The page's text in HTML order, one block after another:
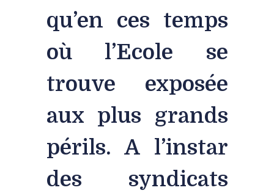
qu’en ces temps
où l’Ecole se
trouve exposée
aux plus grands
périls. A l’instar
des syndicats